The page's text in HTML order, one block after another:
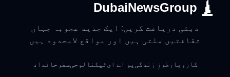
DubaiNewsGroup
دبئی دریافت کریں: ایک جدید عجوبہ جہاں
ثقافتیں ملتی ہیں اور مواقع لامحدود ہیں
کاروبار طرزِ زندگی یو اے ایٹیکنالوجیسفر جائداد